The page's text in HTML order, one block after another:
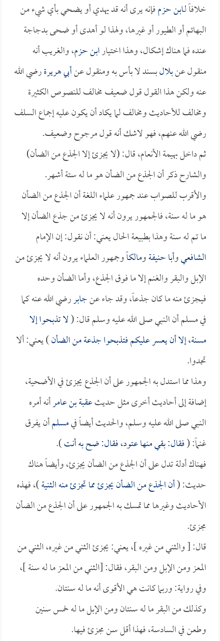
خلافاً لـابن حزمفإنه يرى أنه قد يهدي أو يضحي بأي شيء من
البهائم أو الطيور أو غيرها، ولهذا لو أهدى أو ضحى بدجاجة
عنده فما هناك إشكال، وهذا اختيارابن حزم، والغريب أنه
منقول عنبلالبسند لا بأس به ومنقول عنأبي هريرةرضي الله
عنه ولكن هذا القول قول ضعيف مخالف للنصوص الكثيرة
ومخالف للأحاديث ومخالف لما يكاد أن يكون عليه إجماع السلف
رضي الله عنهم، فهو لاشك أنه قول مرجوح وضعيف.
ثم داخل بهيمة الأنعام، قال: (لا يجزئ إلا الجذع من الضأن)
والشارح ذكر أن الجذع من الضأن هو ما له ستة أشهر.
والأقرب للصواب عند جمهور علماء اللغة أن الجذع من الضأن
هو ما له سنة، فالجمهور يرون أنه لا يجزئ من جذع الضأن إلا
ما تم له سنة وهذا بطبيعة الحال يعني: أن نقول: إن الإمام
الشافعيوأبا حنيفةومالكاًوجمهور العلماء يرون أنه لا يجزئ من
الإبل والبقر والغنم إلا ما فوق الجذع، وأما الضأن وحده
فيجزئ منه ما كان جذعاً، وقد جاء عنجابررضي الله عنه كما
في مسلم أن النبي صلى الله عليه وسلم قال: (لا تذبحوا إلا
مسنة، إلا أن يعسر عليكم فتذبحوا جذعة من الضأن) يعني: ألا
تجدوا.
وهذا مما استدل به الجمهور على أن الجذع يجزئ في الأضحية،
إضافة إلى أحاديث أخرى مثل حديثعقبة بن عامرأنه أمره
النبي صلى الله عليه وسلم، والحديث أيضاً فيمسلمأن يفرق
غنماً: (فقال: بقي منها عتود، فقال: ضح به أنت).
فهناك أدلة تدل على أن الجذع من الضأن يجزئ، وأيضاً هناك
حديث: (أن الجذع من الضأن يجزئ مما تجزئ منه الثنية)، فهذه
الأحاديث وغيرها مما تمسك به الجمهور على أن الجذع من الضأن
مجزئ.
قال: [ والثني من غيره ]، يعني: يجزئ الثني من غيره، الثني من
المعز ومن الإبل ومن البقر، فقال: [الثني من المعز ما له سنة ]،
وفي رواية: وربما كانت هي الأقوى أنه ما له سنتان.
وكذلك من البقر ما له سنتان ومن الإبل ما له خمس سنين
وطعن في السادسة، فهذا أقل سن مجزئ فيها.